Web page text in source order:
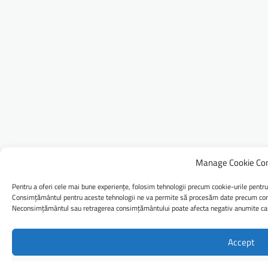
Manage Cookie
Pentru a oferi cele mai bune experiențe, folosim tehnologii precum cookie-urile
Consimțământul pentru aceste tehnologii ne va permite să procesăm date precum
Neconsimțământul sau retragerea consimțământului poate afecta negativ anumite
Accept